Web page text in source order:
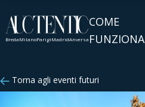
BredaMilanoParigiMadridAnversa
COME
FUNZIONA
Torna agli eventi futuri